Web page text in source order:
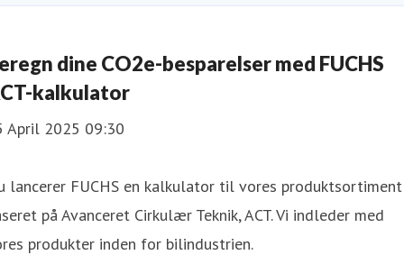
dine CO2e-besparelser med FUCHS
kalkulator
April 2025 09:30
lancerer FUCHS en kalkulator til vores produktsortiment
på Avanceret Cirkulær Teknik, ACT. Vi indleder med
produkter inden for bilindustrien.